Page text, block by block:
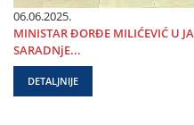
06.06.2025.
MINISTAR ĐORĐE MILIĆEVIĆ U
SARADNjE...
DETALJNIJE